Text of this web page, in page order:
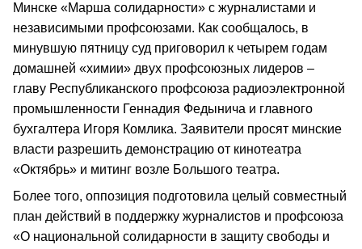
Минске «Марша солидарности» с журналистами и
независимыми профсоюзами. Как сообщалось, в
минувшую пятницу суд приговорил к четырем годам
домашней «химии» двух профсоюзных лидеров –
главу Республиканского профсоюза радиоэлектронной
промышленности Геннадия Федынича и главного
бухгалтера Игоря Комлика. Заявители просят минские
власти разрешить демонстрацию от кинотеатра
«Октябрь» и митинг возле Большого театра.
Более того, оппозиция подготовила целый совместный
план действий в поддержку журналистов и профсоюза
«О национальной солидарности в защиту свободы и